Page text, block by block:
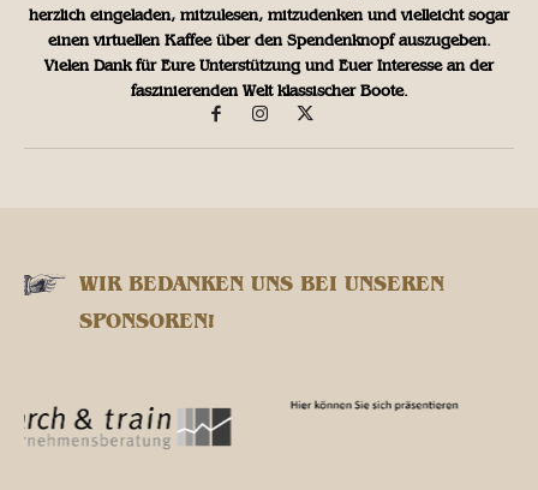
herzlich eingeladen, mitzulesen, mitzudenken und vielleicht sogar
einen virtuellen Kaffee über den Spendenknopf auszugeben.
Vielen Dank für Eure Unterstützung und Euer Interesse an der
faszinierenden Welt klassischer Boote.
WIR BEDANKEN UNS BEI UNSEREN
SPONSOREN!